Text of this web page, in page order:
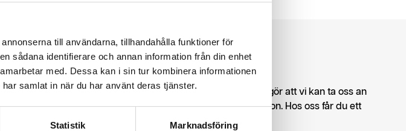
till användarna, tillhandahålla funktioner för
sådana identifierare och annan information från din enhet
med. Dessa kan i sin tur kombinera informationen
samlat in när du har använt deras tjänster.
Statistik Marknadsföring
dig?
har mångårig erfarenhet inom en rad olika områden, vilket gör att vi kan ta oss an
vi alltid med stor noggrannhet och tydlig kommunikation. Hos oss får du ett
om resultatet – och om dig som kund.